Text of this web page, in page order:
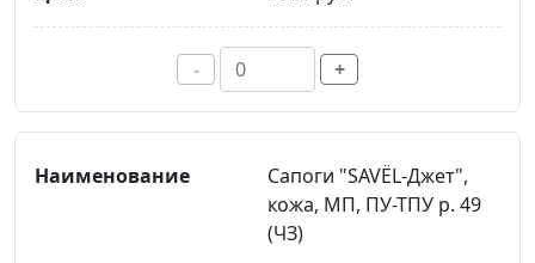
- +
Сапоги "SAVЁL-Джет",
кожа, МП, ПУ-ТПУ р. 49
(ЧЗ)